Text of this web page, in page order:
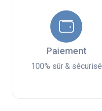
Paiement
100% sûr & sécurisé